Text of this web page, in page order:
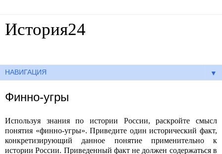
История24
▼
Финно-угры
Используя знания по истории России, раскройте смысл
понятия «финно-угры». Приведите один исторический факт,
конкретизирующий данное понятие применительно к
истории России. Приведенный факт не должен содержаться в